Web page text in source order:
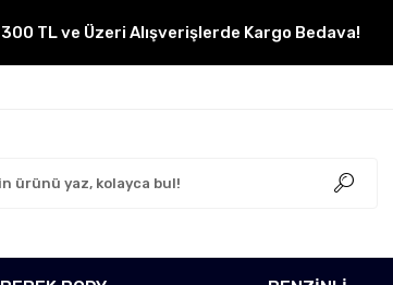
300 TL ve Üzeri Alışverişlerde Kargo Bedava!